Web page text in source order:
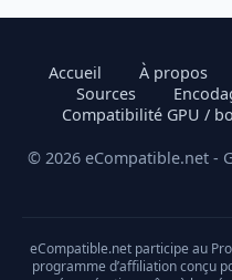
Accueil À propos
Sources
Compatibilité GPU /
© 2026 eCompatible.net -
eCompatible.net participe au
programme d’affiliation conçu